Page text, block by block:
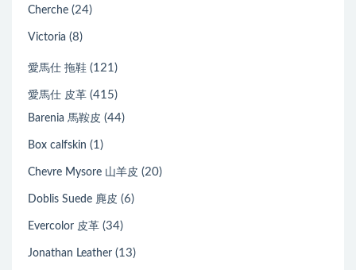
Cherche (24)
Victoria (8)
愛馬仕 拖鞋 (121)
愛馬仕 皮革 (415)
Barenia 馬鞍皮 (44)
Box calfskin (1)
Chevre Mysore 山羊皮 (20)
Doblis Suede 麂皮 (6)
Evercolor 皮革 (34)
Jonathan Leather (13)